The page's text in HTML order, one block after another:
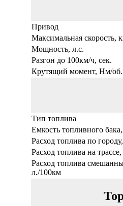
Привод
Максимальная скорость,
Мощность, л.с.
Разгон до 100км/ч, сек.
Крутящий момент, Нм/
Тип топлива
Емкость топливного
Расход топлива по
Расход топлива на
Расход топлива
л./100км